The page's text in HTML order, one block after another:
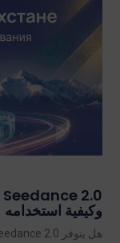
وكيفية استخدامه